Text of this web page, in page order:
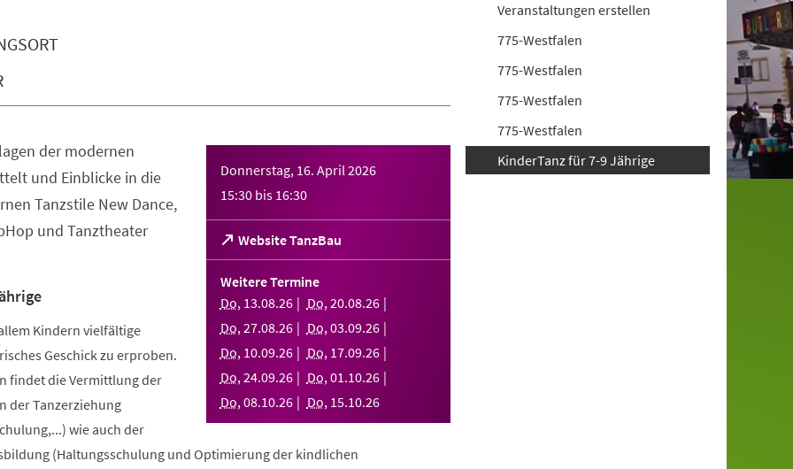
Donnerstag, 16. April 2026
15:30 bis 16:30
Website TanzBau
(Öffnet
in
einem
Tab)
Weitere Termine
Do, 13.08.26 Do,20.08.26
Do,27.08.26 Do,03.09.26
Do, 10.09.26 Do, 17.09.26
Do,24.09.26 Do,01.10.26
Do,08.10.26 Do, 15.10.26
der modernen
und Einblicke in die
Tanzstile New Dance,
und Tanztheater
Kindern vielfältige
Geschick zu erproben.
findet die Vermittlung der
der Tanzerziehung
wie auch der
(Haltungsschulung und Optimierung der kindlichen
Veranstaltungen erstellen
775-Westfalen
775-Westfalen
775-Westfalen
775-Westfalen
KinderTanz für 7-9 Jährige